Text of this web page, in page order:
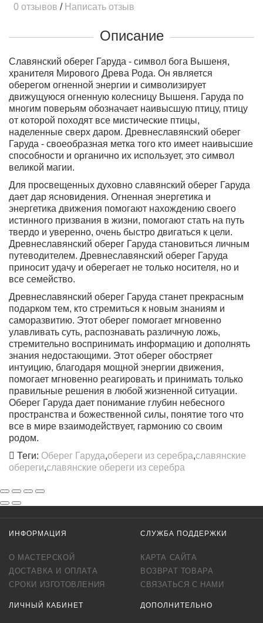
0 отзывов / Написать отзыв
Описание
Славянский оберег Гаруда - символ бога Вышеня,
хранителя Мирового Древа Рода. Он является
оберегом огненной энергии и символизирует
движущуюся огненную колесницу Вышеня. Гаруда по
многим поверьям обозначает наивысшую птицу, птицу
от которой походят все мистические птицы,
наделенные сверх даром. Древнеславянский оберег
Гаруда - своеобразная метка того кто имеет наивысшие
способности и органично их использует, это символ
великой магии.
Для просвещенных духовно славянский оберег Гаруда
дает дар ясновидения. Огненная энергетика и
энергетика движения помогают нахождению своего
истинного призвания в жизни, помогают стать на путь
твердо и уверенно, очень быстро двигаться к цели.
Древнеславянский оберег Гаруда становиться личным
путеводителем. Древнеславянский оберег Гаруда
приносит удачу и оберегает не только носителя, но и
все семейство.
Древнеславянский оберег Гаруда станет прекрасным
подарком тем, кто стремиться к новым знаниям и
саморазвитию. Этот оберег помогает мгновенно
улавливать суть, распознавать различную ложь,
стремительно воспринимать информацию и дополнять
знания недостающими. Этот оберег обостряет
интуицию, благодаря мощной энергии движения,
помогает мгновенно реагировать и принимать только
правильные решения в любой жизненной ситуации.
Оберег Гаруда дает понимание глубин небесного
пространства и божественной силы, понятие того что
все в мире взаимодействует, гармонию со своим
родом.
Теги: Оберег Гаруда,обереги из серебра,славянские
обереги,славянские обереги из серебра
ИНФОРМАЦИЯ
О МАСТЕРСКОЙ
ДОСТАВКА И ОПЛАТА
СРОКИ ИЗГОТОВЛЕНИЯ
СЛУЖБА ПОДДЕРЖКИ
КАРТА САЙТА
ВОЗВРАТ ТОВАРА
СВЯЗАТЬСЯ С НАМИ
ЛИЧНЫЙ КАБИНЕТ ДОПОЛНИТЕЛЬНО